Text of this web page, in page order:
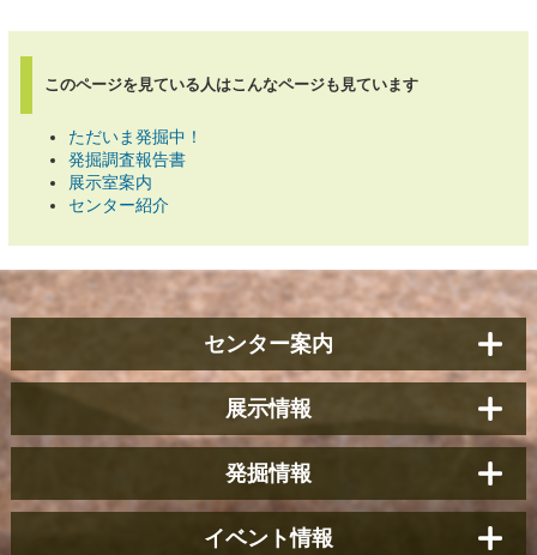
このページを見ている人はこんなページも見ています
ただいま発掘中！
発掘調査報告書
展示室案内
センター紹介
センター案内
展示情報
発掘情報
イベント情報